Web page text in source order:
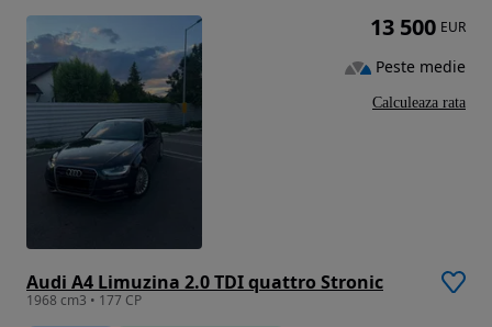
Audi A4 Limuzina 2.0 TDI quattro Stronic
1968 cm3 • 177 CP
13 500 EUR
Peste medie
Calculeaza rata